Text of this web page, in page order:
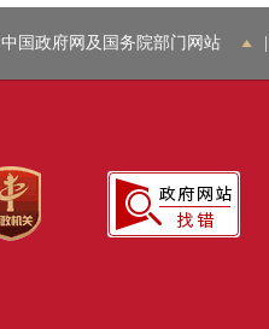
中国政府网及国务院部门网站